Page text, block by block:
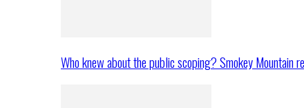
Who knew about the public scoping? Smokey Mountain